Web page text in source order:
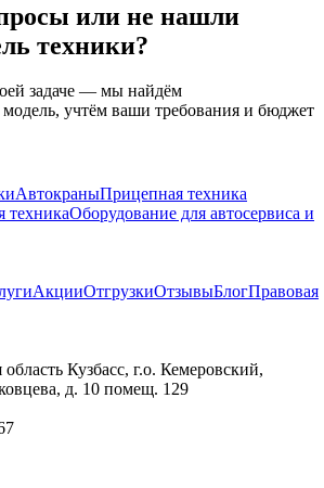
или не нашли
техники?
задаче — мы найдём
учтём ваши требования и бюджет
АвтокраныПрицепная техника
техникаОборудование для автосервиса и
АкцииОтгрузкиОтзывыБлогПравовая
Кузбасс, г.о. Кемеровский,
д. 10 помещ. 129